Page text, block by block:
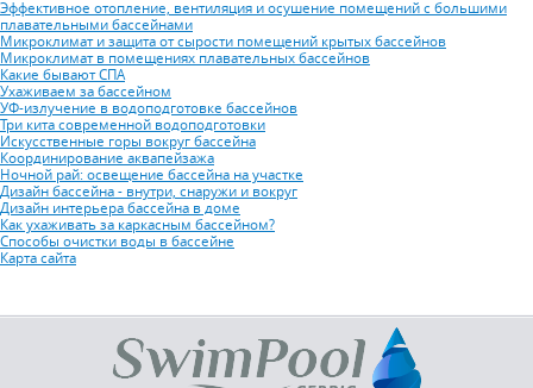
Эффективное отопление, вентиляция и осушение помещений с большими
плавательными бассейнами
Микроклимат и защита от сырости помещений крытых бассейнов
Микроклимат в помещениях плавательных бассейнов
Какие бывают СПА
Ухаживаем за бассейном
УФ-излучение в водоподготовке бассейнов
Три кита современной водоподготовки
Искусственные горы вокруг бассейна
Координирование аквапейзажа
Ночной рай: освещение бассейна на участке
Дизайн бассейна - внутри, снаружи и вокруг
Дизайн интерьера бассейна в доме
Как ухаживать за каркасным бассейном?
Способы очистки воды в бассейне
Карта сайта